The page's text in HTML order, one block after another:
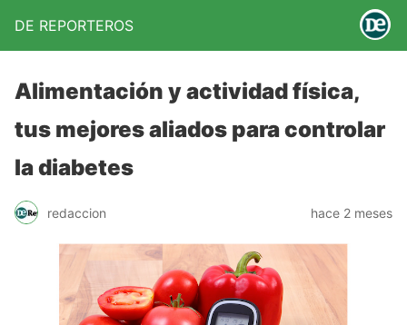
DE REPORTEROS
Alimentación y actividad física,
tus mejores aliados para controlar
la diabetes
redaccion hace 2 meses